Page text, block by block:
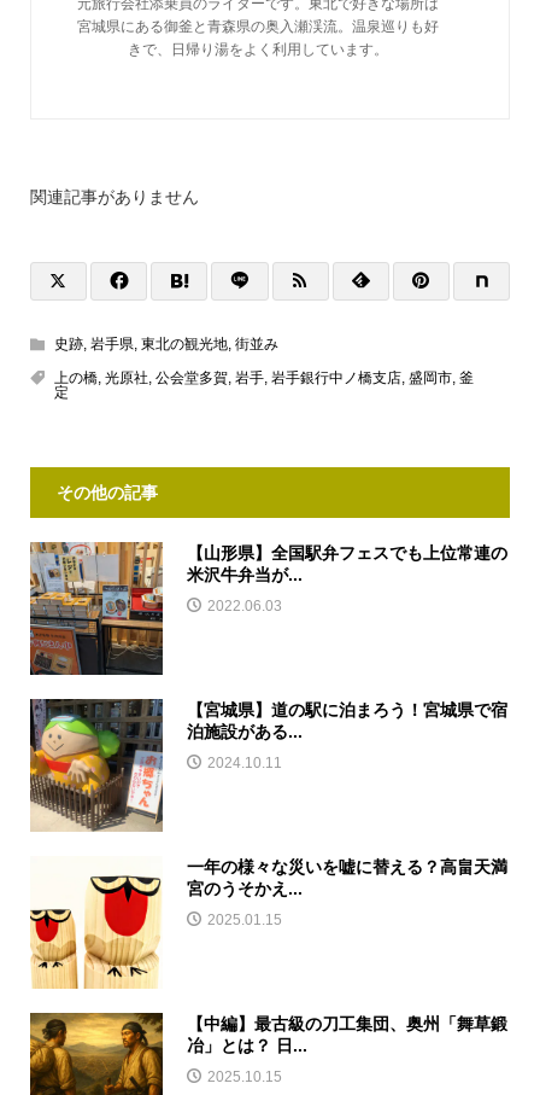
宮城県にある御釜と青森県の奥入瀬渓流。温泉巡りも好
きで、日帰り湯をよく利用しています。
関連記事がありません
史跡, 岩手県 東北の観光地, 街並み
上の橋, 光原社 公会堂多賀, 岩手, 岩手銀行中ノ橋支店, 盛岡市, 釜
定
その他の記事
【山形県】全国駅弁フェスでも上位常連の
米沢牛弁当が...
2022.06.03
【宮城県】道の駅に泊まろう！宮城県で宿
泊施設がある...
2024.10.11
一年の様々な災いを嘘に替える？高畠天満
宮のうそかえ...
2025.01.15
【中編】最古級の刀工集団、奥州「舞草鍛
冶」とは？ 日...
2025.10.15